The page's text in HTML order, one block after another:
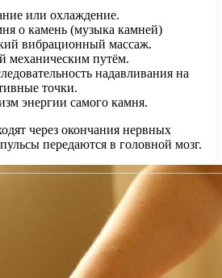
или охлаждение.
о камень (музыка камней)
вибрационный массаж.
механическим путём.
надавливания на
точки.
энергии самого камня.
через окончания нервных
передаются в головной мозг.